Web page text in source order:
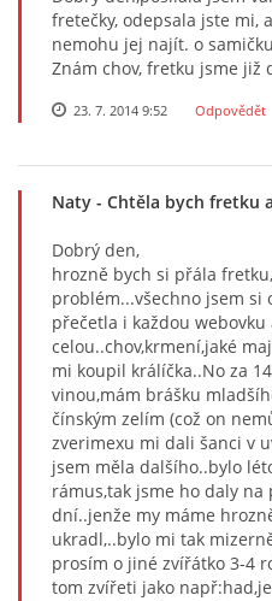
fretečky, odepsala jste mi,
nemohu jej najít. o
Znám chov, fretku jsme již
23. 7. 2014 9:52 Odpovědět
Naty - Chtěla bych fretku
Dobrý den,
hrozně bych si přála
problém...všechno jsem si
přečetla i každou
celou..chov,krmení,jaké
mi koupil králíčka..No za
vinou,mám brášku
čínským zelím (což on
zverimexu mi dali šanci v
jsem měla dalšího..bylo
rámus,tak jsme ho daly
dní..jenže my máme
ukradl,..bylo mi tak
prosím o jiné zvířátko 3-4
tom zvířeti jako